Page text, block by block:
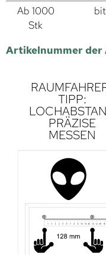
Ab 1000
Stk
Artikelnummer der
TIPP:
PRÄZISE
MESSEN